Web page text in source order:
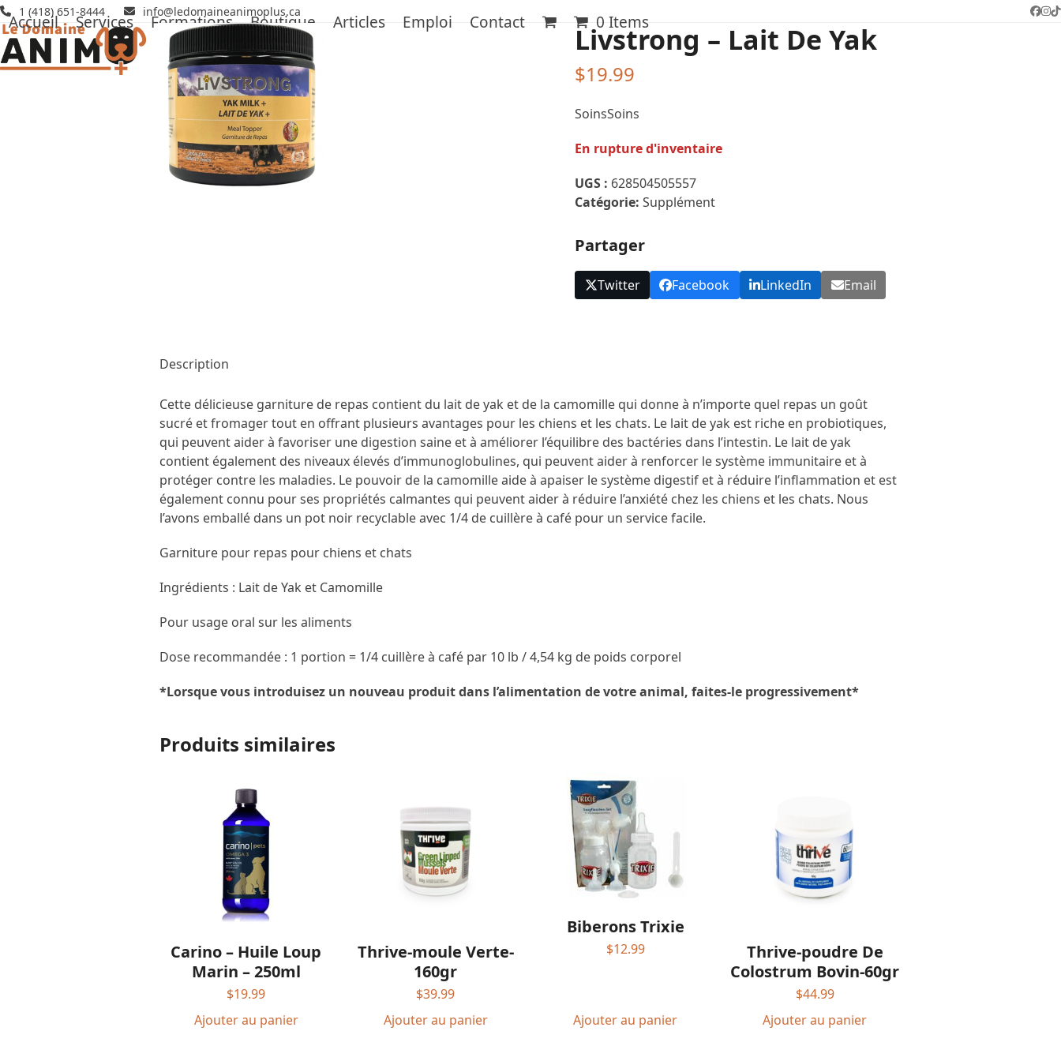
Skip
to
content
1 (418) 651-8444 info@ledomaineanimoplus.ca
Accueil Services Formations Boutique Articles Emploi Contact 0 Items
Livstrong – Lait De Yak
$19.99
SoinsSoins
En rupture d'inventaire
UGS : 628504505557
Catégorie:Supplément
Partager
Twitter Facebook LinkedIn Email
Description
Cette délicieuse garniture de repas contient du lait de yak et de la camomille qui donne à n’importe quel repas un goût
sucré et fromager tout en offrant plusieurs avantages pour les chiens et les chats. Le lait de yak est riche en probiotiques,
qui peuvent aider à favoriser une digestion saine et à améliorer l’équilibre des bactéries dans l’intestin. Le lait de yak
contient également des niveaux élevés d’immunoglobulines, qui peuvent aider à renforcer le système immunitaire et à
protéger contre les maladies. Le pouvoir de la camomille aide à apaiser le système digestif et à réduire l’inflammation et est
également connu pour ses propriétés calmantes qui peuvent aider à réduire l’anxiété chez les chiens et les chats. Nous
l’avons emballé dans un pot noir recyclable avec 1/4 de cuillère à café pour un service facile.
Garniture pour repas pour chiens et chats
Ingrédients : Lait de Yak et Camomille
Pour usage oral sur les aliments
Dose recommandée : 1 portion = 1/4 cuillère à café par 10 lb / 4,54 kg de poids corporel
*Lorsque vous introduisez un nouveau produit dans l’alimentation de votre animal, faites-le progressivement*
Produits similaires
Carino – Huile Loup
Marin – 250ml
$19.99
Ajouter au panier
Thrive-moule Verte-
160gr
$39.99
Ajouter au panier
Biberons Trixie
$12.99
Ajouter au panier
Thrive-poudre De
Colostrum Bovin-60gr
$44.99
Ajouter au panier